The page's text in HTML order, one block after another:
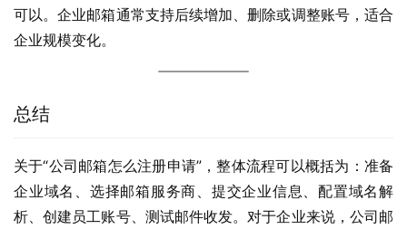
可以。企业邮箱通常支持后续增加、删除或调整账号，适合
企业规模变化。
总结
关于“公司邮箱怎么注册申请”，整体流程可以概括为：准备
企业域名、选择邮箱服务商、提交企业信息、配置域名解
析、创建员工账号、测试邮件收发。对于企业来说，公司邮